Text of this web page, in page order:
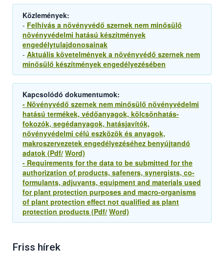
Közlemények:
- Felhívás a növényvédő szernek nem minősülő
növényvédelmi hatású készítmények
engedélytulajdonosainak
- Aktuális követelmények a növényvédő szernek nem
minősülő készítmények engedélyezésében
Kapcsolódó dokumentumok:
- Növényvédő szernek nem minősülő növényvédelmi
hatású termékek, védőanyagok, kölcsönhatás-
fokozók, segédanyagok, hatásjavítók,
növényvédelmi célú eszközök és anyagok,
makroszervezetek engedélyezéséhez benyújtandó
adatok (Pdf/ Word)
- Requirements for the data to be submitted for the
authorization of products, safeners, synergists, co-
formulants, adjuvants, equipment and materials used
for plant protection purposes and macro-organisms
of plant protection effect not qualified as plant
protection products (Pdf/ Word)
Friss hírek